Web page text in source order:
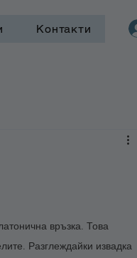
Контакти
връзка. Това
Разглеждайки извадка